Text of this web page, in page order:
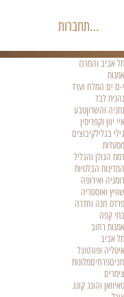
להתחברות
תל אביב והמרכז
אמנות
י-ם ים המלח וערד
נהנית לבד
נתניה והשרוןטבע
איי יוון וקפריסין
גילי בגלילקיבוצים
מסעדות
רמת הגולן והגליל
המדינות הבלטיות
רומניה ואירופה
שוויץ ואוסטריה
פרדס חנה וחדרה
בתי קפה
אמנות רחוב
תל אביב
איטליה ופורטוגל
חגיםפרחיםמלונות
צימרים
טאיוואן והונג קונג